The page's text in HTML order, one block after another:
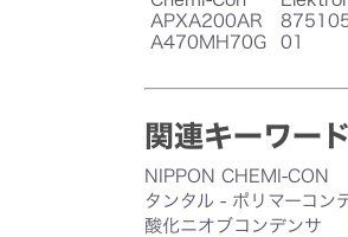
APXA200AR
A470MH70G
01
関連キーワード
NIPPON CHEMI-CON
タンタル - ポリマーコン
酸化ニオブコンデンサ